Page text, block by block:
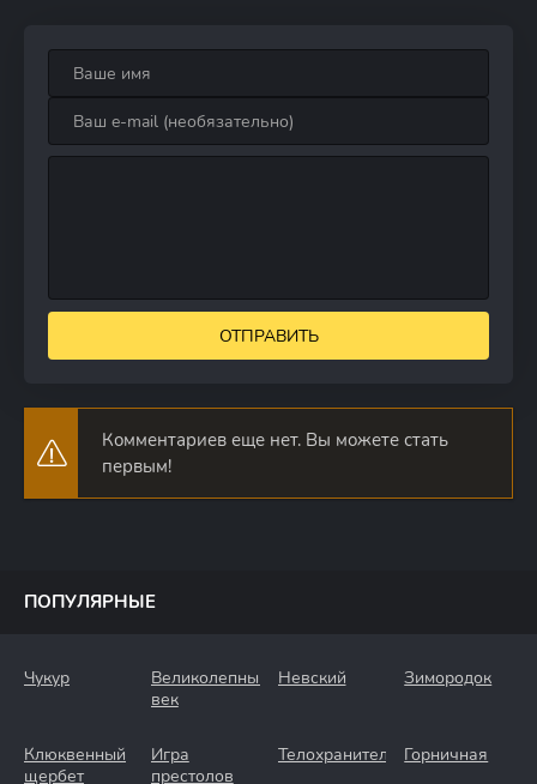
ОТПРАВИТЬ
Комментариев еще нет. Вы можете стать
первым!
ПОПУЛЯРНЫЕ
Чукур
Великолепный
век
Невский Зимородок
Клюквенный
щербет
Игра
престолов
Телохранители Горничная